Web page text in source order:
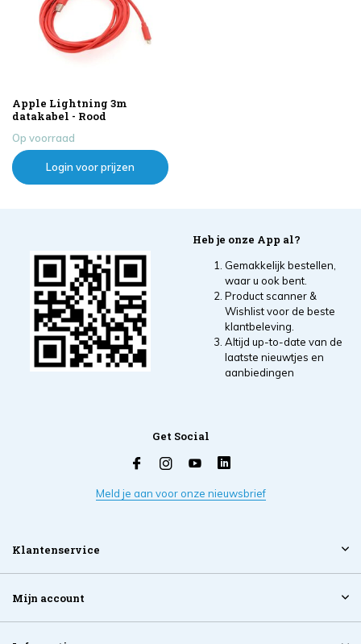
Apple Lightning 3m
datakabel - Rood
Op voorraad
Login voor prijzen
Heb je onze App al?
Gemakkelijk bestellen,
waar u ook bent.
Product scanner &
Wishlist voor de beste
klantbeleving.
Altijd up-to-date van de
laatste nieuwtjes en
aanbiedingen
Get Social
Meld je aan voor onze nieuwsbrief
Klantenservice
Mijn account